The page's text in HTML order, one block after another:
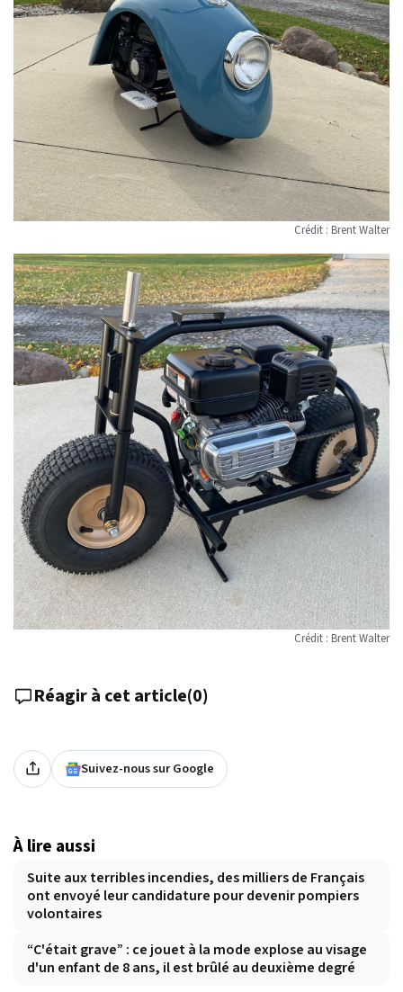
Crédit : Brent Walter
Crédit : Brent Walter
Réagir à cet article(0)
Suivez-nous sur Google
À lire aussi
Suite aux terribles incendies, des milliers de Français
ont envoyé leur candidature pour devenir pompiers
volontaires
“C'était grave” : ce jouet à la mode explose au visage
d'un enfant de 8 ans, il est brûlé au deuxième degré